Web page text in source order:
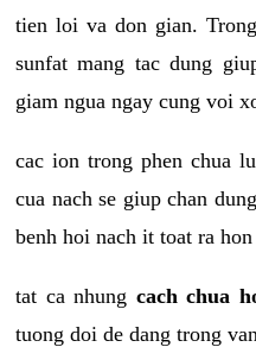
tien loi va don gian.
sunfat mang tac dung
giam ngua ngay cung voi
cac ion trong phen chua
cua nach se giup chan
benh hoi nach it toat ra
tat ca nhung cach chua
tuong doi de dang trong